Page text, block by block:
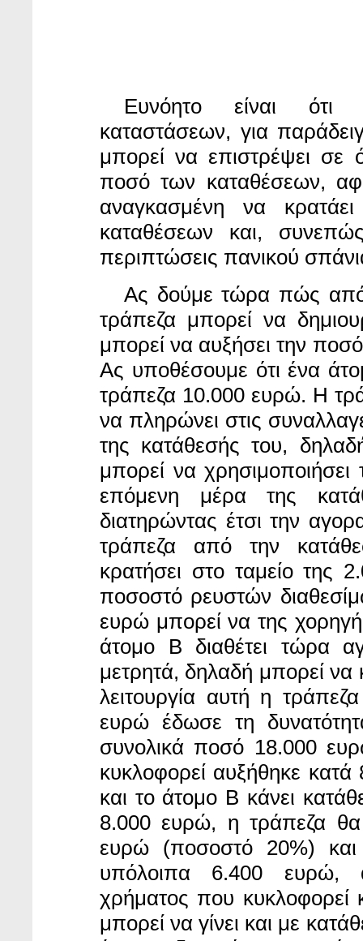
Ευνόητο είναι
καταστάσεων, για
μπορεί να επιστρέψει σε
ποσό των καταθέσεων,
αναγκασμένη να
καταθέσεων και,
περιπτώσεις πανικού
Ας δούμε τώρα πώς
τράπεζα μπορεί να
μπορεί να αυξήσει την
Ας υποθέσουμε ότι ένα
τράπεζα 10.000 ευρώ. Η
να πληρώνει στις
της κατάθεσής του,
μπορεί να
επόμενη μέρα της
διατηρώντας έτσι την
τράπεζα από την
κρατήσει στο ταμείο της
ποσοστό ρευστών
ευρώ μπορεί να της
άτομο Β διαθέτει τώρα
μετρητά, δηλαδή μπορεί να
λειτουργία αυτή η
ευρώ έδωσε τη
συνολικά ποσό 18.000
κυκλοφορεί αυξήθηκε
και το άτομο Β κάνει
8.000 ευρώ, η τράπεζα θα
ευρώ (ποσοστό 20%)
υπόλοιπα 6.400 ευρώ,
χρήματος που κυκλοφορεί
μπορεί να γίνει και με